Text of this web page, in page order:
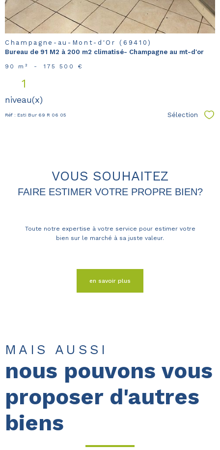
Champagne-au-Mont-d'Or (69410)
Bureau de 91 M2 à 200 m2 climatisé- Champagne au mt-d'or
90 m² - 175 500 €
1
niveau(x)
Réf : Esti Bur 69 R 06 05 Sélection
VOUS SOUHAITEZ
FAIRE ESTIMER VOTRE PROPRE BIEN?
Toute notre expertise à votre service pour estimer votre
bien sur le marché à sa juste valeur.
en savoir plus
MAIS AUSSI
nous pouvons vous
proposer d'autres
biens